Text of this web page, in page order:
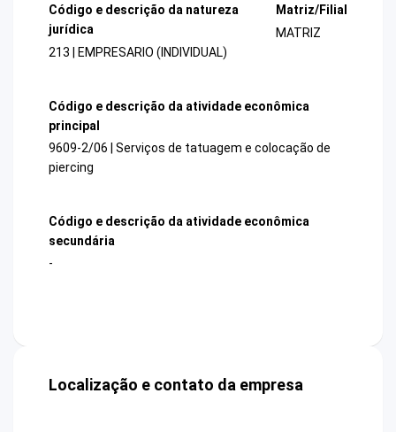
Código e descrição da natureza
jurídica
213 | EMPRESARIO (INDIVIDUAL)
Matriz/Filial
MATRIZ
Código e descrição da atividade econômica
principal
9609-2/06 | Serviços de tatuagem e colocação de
piercing
Código e descrição da atividade econômica
secundária
-
Localização e contato da empresa